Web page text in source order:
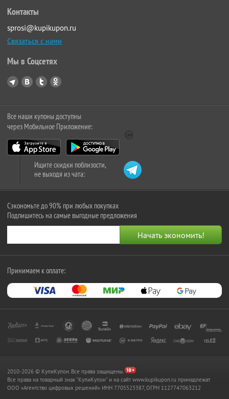
Контакты
sprosi@kupikupon.ru
Связаться с нами
Мы в Соцсетях
Все наши купоны доступны
через Мобильное Приложение:
Ищите скидки поблизости,
не выходя из чата:
Сэкономьте до 90% при любых покупках
Подпишитесь на самые выгодные предложения
Принимаем к оплате:
2010-2026 © КупиКупон. Все права защищены.
Все права на товарный знак "КупиКупон" и на сайт www.kupikupon.ru принадлежат
OOO «Агентство цифровых решений» ИНН 7705523387, ОГРН 1127747063212